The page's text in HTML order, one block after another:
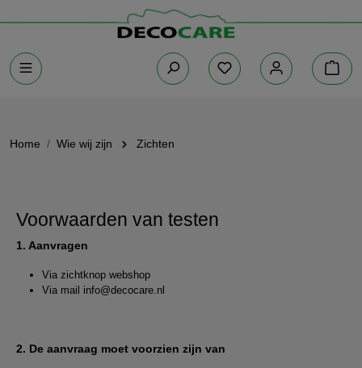
Home Wie wij zijn Zichten
Voorwaarden van testen
1. Aanvragen
Via zichtknop webshop
Via mail info@decocare.nl
2. De aanvraag moet voorzien zijn van